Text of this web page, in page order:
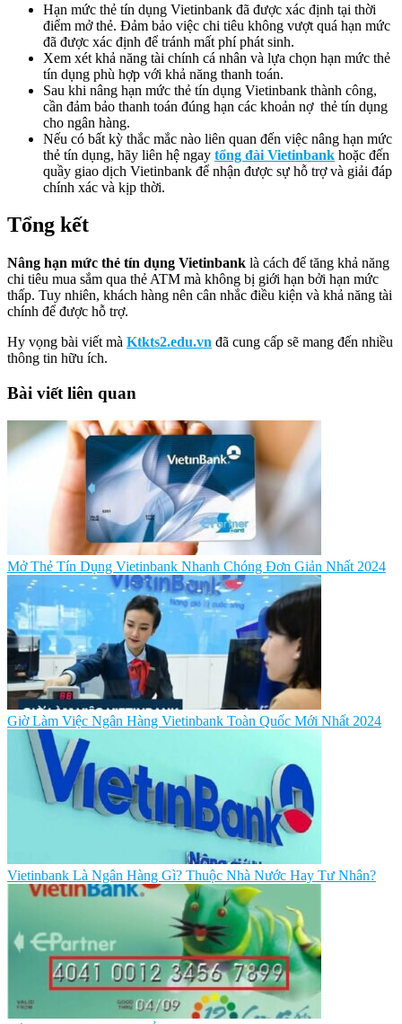
Hạn mức thẻ tín dụng Vietinbank đã được xác định tại thời
điểm mở thẻ. Đảm bảo việc chi tiêu không vượt quá hạn mức
đã được xác định để tránh mất phí phát sinh.
Xem xét khả năng tài chính cá nhân và lựa chọn hạn mức thẻ
tín dụng phù hợp với khả năng thanh toán.
Sau khi nâng hạn mức thẻ tín dụng Vietinbank thành công,
cần đảm bảo thanh toán đúng hạn các khoản nợ thẻ tín dụng
cho ngân hàng.
Nếu có bất kỳ thắc mắc nào liên quan đến việc nâng hạn mức
thẻ tín dụng, hãy liên hệ ngay tổng đài Vietinbank hoặc đến
quầy giao dịch Vietinbank để nhận được sự hỗ trợ và giải đáp
chính xác và kịp thời.
Tổng kết
Nâng hạn mức thẻ tín dụng Vietinbank là cách để tăng khả năng
chi tiêu mua sắm qua thẻ ATM mà không bị giới hạn bởi hạn mức
thấp. Tuy nhiên, khách hàng nên cân nhắc điều kiện và khả năng tài
chính để được hỗ trợ.
Hy vọng bài viết mà Ktkts2.edu.vn đã cung cấp sẽ mang đến nhiều
thông tin hữu ích.
Bài viết liên quan
Mở Thẻ Tín Dụng Vietinbank Nhanh Chóng Đơn Giản Nhất 2024
Giờ Làm Việc Ngân Hàng Vietinbank Toàn Quốc Mới Nhất 2024
Vietinbank Là Ngân Hàng Gì? Thuộc Nhà Nước Hay Tư Nhân?